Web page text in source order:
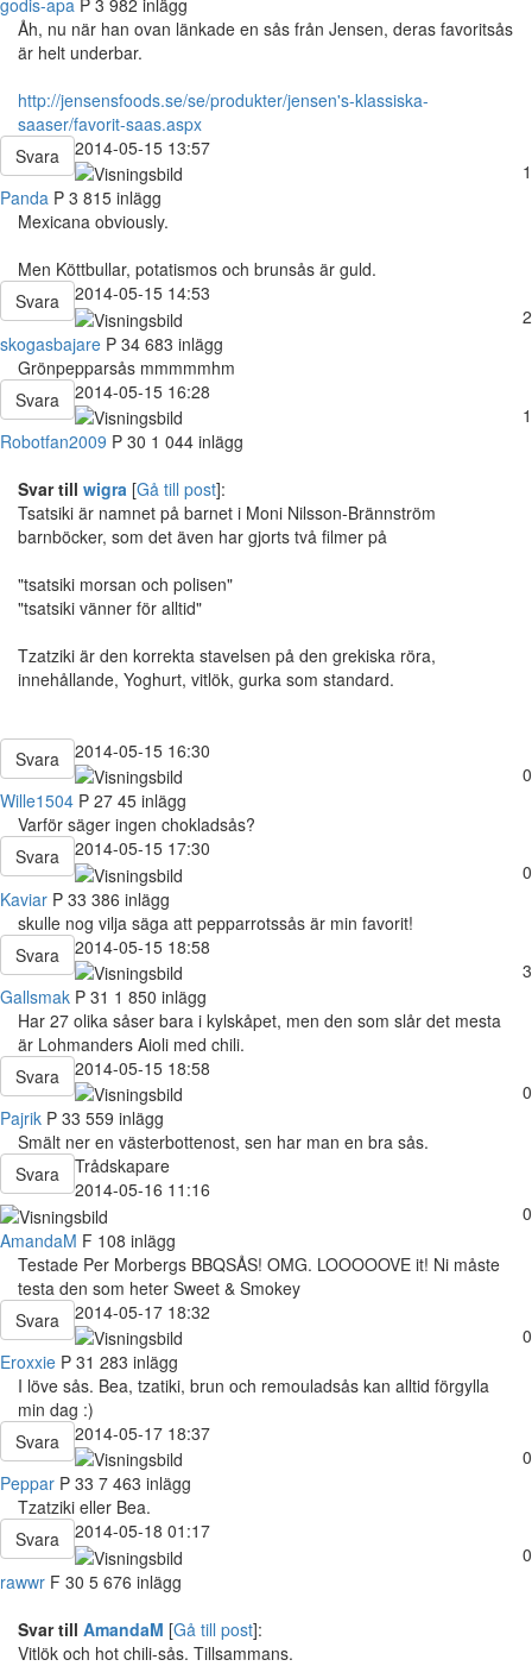
Åh, nu när han ovan länkade en sås från Jensen, deras favoritsås
är helt underbar.
http://jensensfoods.se/se/produkter/jensen's-klassiska-
saaser/favorit-saas.aspx
Svara
2014-05-15 13:57
1
Panda P 3 815 inlägg
Mexicana obviously.
Men Köttbullar, potatismos och brunsås är guld.
Svara
2014-05-15 14:53
2
skogasbajare P 34 683 inlägg
Grönpepparsås mmmmmhm
Svara
2014-05-15 16:28
1
Robotfan2009 P 30 1 044 inlägg
Svar till wigra [Gå till post]:
Tsatsiki är namnet på barnet i Moni Nilsson-Brännström
barnböcker, som det även har gjorts två filmer på
"tsatsiki morsan och polisen"
"tsatsiki vänner för alltid"
Tzatziki är den korrekta stavelsen på den grekiska röra,
innehållande, Yoghurt, vitlök, gurka som standard.
Svara
2014-05-15 16:30
0
Wille1504 P 27 45 inlägg
Varför säger ingen chokladsås?
Svara
2014-05-15 17:30
0
Kaviar P 33 386 inlägg
skulle nog vilja säga att pepparrotssås är min favorit!
Svara
2014-05-15 18:58
3
Gallsmak P 31 1 850 inlägg
Har 27 olika såser bara i kylskåpet, men den som slår det mesta
är Lohmanders Aioli med chili.
Svara
2014-05-15 18:58
0
Pajrik P 33 559 inlägg
Smält ner en västerbottenost, sen har man en bra sås.
Svara
Trådskapare
2014-05-16 11:16
0
AmandaM F 108 inlägg
Testade Per Morbergs BBQSÅS! OMG. LOOOOOVE it! Ni måste
testa den som heter Sweet & Smokey
Svara
2014-05-17 18:32
0
Eroxxie P 31 283 inlägg
I löve sås. Bea, tzatiki, brun och remouladsås kan alltid förgylla
min dag :)
Svara
2014-05-17 18:37
0
Peppar P 33 7 463 inlägg
Tzatziki eller Bea.
Svara
2014-05-18 01:17
0
rawwr F 30 5 676 inlägg
Svar till AmandaM [Gå till post]:
Vitlök och hot chili-sås. Tillsammans.